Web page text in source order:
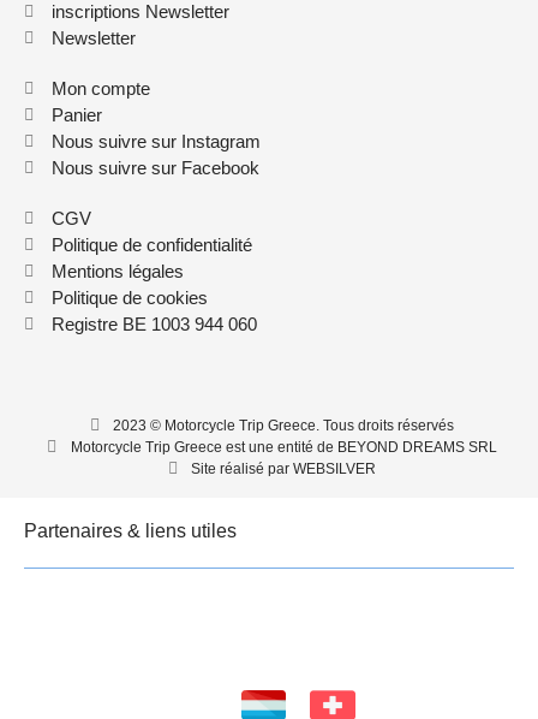
inscriptions Newsletter
Newsletter
Mon compte
Panier
Nous suivre sur Instagram
Nous suivre sur Facebook
CGV
Politique de confidentialité
Mentions légales
Politique de cookies
Registre BE 1003 944 060
2023 © Motorcycle Trip Greece. Tous droits réservés
Motorcycle Trip Greece est une entité de BEYOND DREAMS SRL
Site réalisé par WEBSILVER
Partenaires & liens utiles